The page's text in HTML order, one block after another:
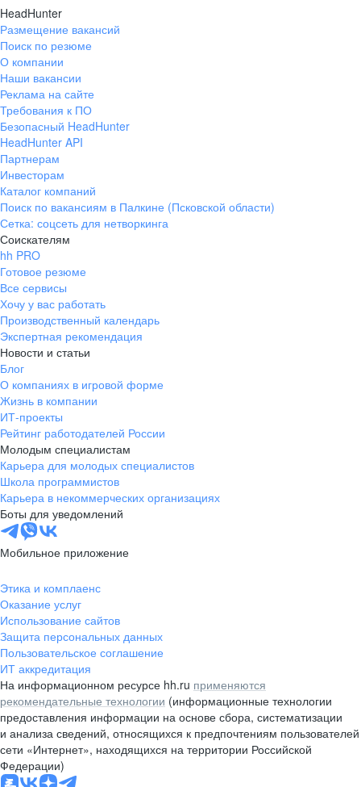
HeadHunter
Размещение вакансий
Поиск по резюме
О компании
Наши вакансии
Реклама на сайте
Требования к ПО
Безопасный HeadHunter
HeadHunter API
Партнерам
Инвесторам
Каталог компаний
Поиск по вакансиям в Палкине (Псковской области)
Сетка: соцсеть для нетворкинга
Соискателям
hh PRO
Готовое резюме
Все сервисы
Хочу у вас работать
Производственный календарь
Экспертная рекомендация
Новости и статьи
Блог
О компаниях в игровой форме
Жизнь в компании
ИТ-проекты
Рейтинг работодателей России
Молодым специалистам
Карьера для молодых специалистов
Школа программистов
Карьера в некоммерческих организациях
Боты для уведомлений
Мобильное приложение
Этика и комплаенс
Оказание услуг
Использование сайтов
Защита персональных данных
Пользовательское соглашение
ИТ аккредитация
На информационном ресурсе hh.ru применяются
рекомендательные технологии (информационные технологии
предоставления информации на основе сбора, систематизации
и анализа сведений, относящихся к предпочтениям пользователей
сети «Интернет», находящихся на территории Российской
Федерации)